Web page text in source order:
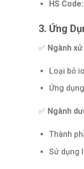
HS Code:
3. Ứng
✅ Ngành
Loại bỏ
Ứng
✅ Ngành
Thành
Sử dụng